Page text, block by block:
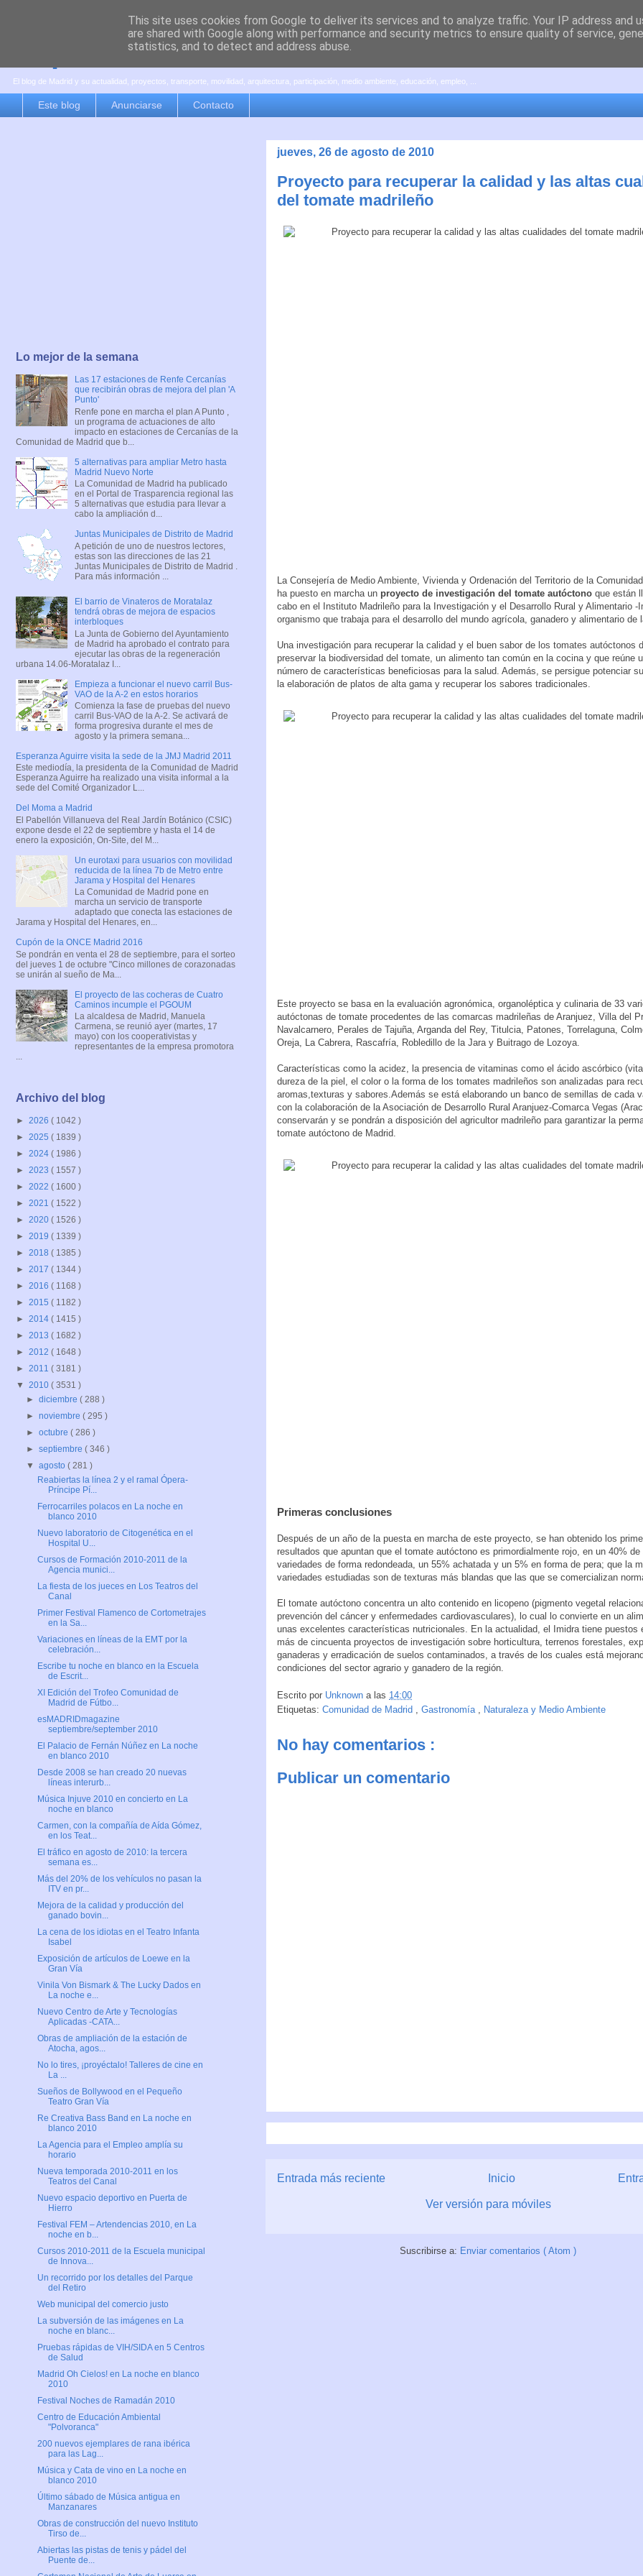
es por madrid
El blog de Madrid y su actualidad, proyectos, transporte, movilidad, arquitectura, participación, medio ambiente, educación, empleo, ...
Este blog Anunciarse Contacto
jueves, 26 de agosto de 2010
Proyecto para recuperar la calidad y las altas
del tomate madrileño
La Consejería de Medio Ambiente, Vivienda y Ordenación del Territorio de la
ha puesto en marcha un proyecto de investigación del tomate autóctono que están
cabo en el Instituto Madrileño para la Investigación y el Desarrollo Rural y Alimentario -
organismo que trabaja para el desarrollo del mundo agrícola, ganadero y alimentario de
Una investigación para recuperar la calidad y el buen sabor de los tomates autóctonos
preservar la biodiversidad del tomate, un alimento tan común en la cocina y que reúne
número de características beneficiosas para la salud. Además, se persigue potenciar
la elaboración de platos de alta gama y recuperar los sabores tradicionales.
Este proyecto se basa en la evaluación agronómica, organoléptica y culinaria de 33
autóctonas de tomate procedentes de las comarcas madrileñas de Aranjuez, Villa del
Navalcarnero, Perales de Tajuña, Arganda del Rey, Titulcia, Patones, Torrelaguna,
Oreja, La Cabrera, Rascafría, Robledillo de la Jara y Buitrago de Lozoya.
Características como la acidez, la presencia de vitaminas como el ácido ascórbico
dureza de la piel, el color o la forma de los tomates madrileños son analizadas para
aromas,texturas y sabores.Además se está elaborando un banco de semillas de cada
con la colaboración de la Asociación de Desarrollo Rural Aranjuez-Comarca Vegas
conservarán y se pondrán a disposición del agricultor madrileño para garantizar la
tomate autóctono de Madrid.
Primeras conclusiones
Después de un año de la puesta en marcha de este proyecto, se han obtenido los
resultados que apuntan que el tomate autóctono es primordialmente rojo, en un 40% de
variedades de forma redondeada, un 55% achatada y un 5% en forma de pera; que la
variedades estudiadas son de texturas más blandas que las que se comercializan
El tomate autóctono concentra un alto contenido en licopeno (pigmento vegetal
prevención del cáncer y enfermedades cardiovasculares), lo cual lo convierte en un
unas excelentes características nutricionales. En la actualidad, el Imidra tiene puestos
más de cincuenta proyectos de investigación sobre horticultura, terrenos forestales,
ganaderas y erradicación de suelos contaminados, a través de los cuales está
condiciones del sector agrario y ganadero de la región.
Escrito por Unknown a las 14:00
Etiquetas: Comunidad de Madrid , Gastronomía , Naturaleza y Medio Ambiente
No hay comentarios :
Publicar un comentario
Entrada más reciente Inicio
Ver versión para móviles
Suscribirse a: Enviar comentarios ( Atom )
Lo mejor de la semana
Las 17 estaciones de Renfe Cercanías
que recibirán obras de mejora del plan 'A
Punto'
Renfe pone en marcha el plan A Punto ,
un programa de actuaciones de alto
impacto en estaciones de Cercanías de la
Comunidad de Madrid que b...
5 alternativas para ampliar Metro hasta
Madrid Nuevo Norte
La Comunidad de Madrid ha publicado
en el Portal de Trasparencia regional las
5 alternativas que estudia para llevar a
cabo la ampliación d...
Juntas Municipales de Distrito de Madrid
A petición de uno de nuestros lectores,
estas son las direcciones de las 21
Juntas Municipales de Distrito de Madrid .
Para más información ...
El barrio de Vinateros de Moratalaz
tendrá obras de mejora de espacios
interbloques
La Junta de Gobierno del Ayuntamiento
de Madrid ha aprobado el contrato para
ejecutar las obras de la regeneración
urbana 14.06-Moratalaz I...
Empieza a funcionar el nuevo carril Bus-
VAO de la A-2 en estos horarios
Comienza la fase de pruebas del nuevo
carril Bus-VAO de la A-2. Se activará de
forma progresiva durante el mes de
agosto y la primera semana...
Esperanza Aguirre visita la sede de la JMJ Madrid 2011
Este mediodía, la presidenta de la Comunidad de Madrid
Esperanza Aguirre ha realizado una visita informal a la
sede del Comité Organizador L...
Del Moma a Madrid
El Pabellón Villanueva del Real Jardín Botánico (CSIC)
expone desde el 22 de septiembre y hasta el 14 de
enero la exposición, On-Site, del M...
Un eurotaxi para usuarios con movilidad
reducida de la línea 7b de Metro entre
Jarama y Hospital del Henares
La Comunidad de Madrid pone en
marcha un servicio de transporte
adaptado que conecta las estaciones de
Jarama y Hospital del Henares, en...
Cupón de la ONCE Madrid 2016
Se pondrán en venta el 28 de septiembre, para el sorteo
del jueves 1 de octubre "Cinco millones de corazonadas
se unirán al sueño de Ma...
El proyecto de las cocheras de Cuatro
Caminos incumple el PGOUM
La alcaldesa de Madrid, Manuela
Carmena, se reunió ayer (martes, 17
mayo) con los cooperativistas y
representantes de la empresa promotora
...
Archivo del blog
► 2026 ( 1042 )
► 2025 ( 1839 )
► 2024 ( 1986 )
► 2023 ( 1557 )
► 2022 ( 1600 )
► 2021 ( 1522 )
► 2020 ( 1526 )
► 2019 ( 1339 )
► 2018 ( 1385 )
► 2017 ( 1344 )
► 2016 ( 1168 )
► 2015 ( 1182 )
► 2014 ( 1415 )
► 2013 ( 1682 )
► 2012 ( 1648 )
► 2011 ( 3181 )
▼ 2010 ( 3531 )
►diciembre( 288 )
►noviembre( 295 )
►octubre( 286 )
►septiembre( 346 )
▼agosto( 281 )
Reabiertas la línea 2 y el ramal Ópera-
Príncipe Pí...
Ferrocarriles polacos en La noche en
blanco 2010
Nuevo laboratorio de Citogenética en el
Hospital U...
Cursos de Formación 2010-2011 de la
Agencia munici...
La fiesta de los jueces en Los Teatros del
Canal
Primer Festival Flamenco de Cortometrajes
en la Sa...
Variaciones en líneas de la EMT por la
celebración...
Escribe tu noche en blanco en la Escuela
de Escrit...
XI Edición del Trofeo Comunidad de
Madrid de Fútbo...
esMADRIDmagazine
septiembre/september 2010
El Palacio de Fernán Núñez en La noche
en blanco 2010
Desde 2008 se han creado 20 nuevas
líneas interurb...
Música Injuve 2010 en concierto en La
noche en blanco
Carmen, con la compañía de Aída Gómez,
en los Teat...
El tráfico en agosto de 2010: la tercera
semana es...
Más del 20% de los vehículos no pasan la
ITV en pr...
Mejora de la calidad y producción del
ganado bovin...
La cena de los idiotas en el Teatro Infanta
Isabel
Exposición de artículos de Loewe en la
Gran Vía
Vinila Von Bismark & The Lucky Dados en
La noche e...
Nuevo Centro de Arte y Tecnologías
Aplicadas -CATA...
Obras de ampliación de la estación de
Atocha, agos...
No lo tires, ¡proyéctalo! Talleres de cine en
La ...
Sueños de Bollywood en el Pequeño
Teatro Gran Vía
Re Creativa Bass Band en La noche en
blanco 2010
La Agencia para el Empleo amplía su
horario
Nueva temporada 2010-2011 en los
Teatros del Canal
Nuevo espacio deportivo en Puerta de
Hierro
Festival FEM – Artendencias 2010, en La
noche en b...
Cursos 2010-2011 de la Escuela municipal
de Innova...
Un recorrido por los detalles del Parque
del Retiro
Web municipal del comercio justo
La subversión de las imágenes en La
noche en blanc...
Pruebas rápidas de VIH/SIDA en 5 Centros
de Salud
Madrid Oh Cielos! en La noche en blanco
2010
Festival Noches de Ramadán 2010
Centro de Educación Ambiental
"Polvoranca"
200 nuevos ejemplares de rana ibérica
para las Lag...
Música y Cata de vino en La noche en
blanco 2010
Último sábado de Música antigua en
Manzanares
Obras de construcción del nuevo Instituto
Tirso de...
Abiertas las pistas de tenis y pádel del
Puente de...
This site uses cookies from Google to deliver its services and to analyze traffic. Your IP address and
are shared with Google along with performance and security metrics to ensure quality of service,
statistics, and to detect and address abuse.